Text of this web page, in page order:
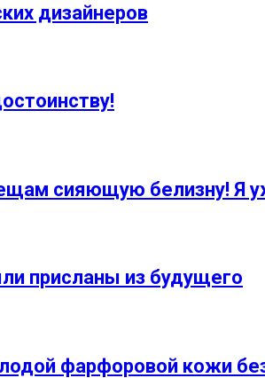
дизайнеров
сияющую белизну! Я
присланы из будущего
фарфоровой кожи